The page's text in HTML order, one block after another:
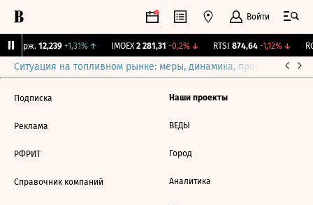
Войти
Бирж. 12,239 +1,31%↑ IMOEX 2 281,31 -0,2%↓ RTSI 874,64 -1,12%↓
Ситуация на топливном рынке: меры, динамика, прогнозы
Подписка
Реклама
РФРИТ
Справочник компаний
Наши проекты
ВЕДЫ
Город
Аналитика